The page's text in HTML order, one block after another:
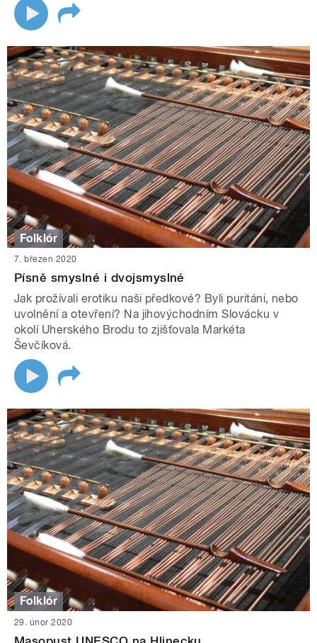
Folklór
7. březen 2020
Písně smyslné i dvojsmyslné
Jak prožívali erotiku naši předkové? Byli puritáni, nebo
uvolnění a otevření? Na jihovýchodním Slovácku v
okolí Uherského Brodu to zjišťovala Markéta
Ševčíková.
Folklór
29. únor 2020